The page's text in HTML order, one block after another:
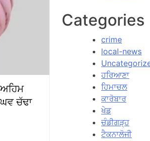
ਚੱਢਾ
Categories
crime
local-news
ਹਰਿਆਣਾ
ਹਿਮਾਚਲ
ਕਾਰੋਬਾਰ
ਖੇਡ
ਚੰਡੀਗੜ੍ਹ
ਟੈਕਨਾਲੋਜੀ